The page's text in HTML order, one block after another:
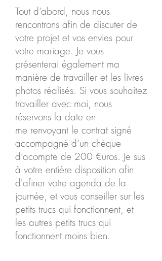
Tout d’abord, nous nous
rencontrons afin de discuter de
votre projet et vos envies pour
votre mariage. Je vous
présenterai également ma
manière de travailler et les livres
photos réalisés. Si vous souhaitez
travailler avec moi, nous
réservons la date en
me renvoyant le contrat signé
accompagné d’un chèque
d’acompte de 200 €uros. Je sus
à votre entière disposition afin
d'afiner votre agenda de la
journée, et vous conseiller sur les
petits trucs qui fonctionnent, et
les autres petits trucs qui
fonctionnent moins bien.